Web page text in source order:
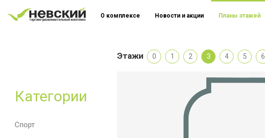
Категории
Спорт
О комплексе Новости и акции Планы этажей
Этажи 0 1 2 3 4 5 6